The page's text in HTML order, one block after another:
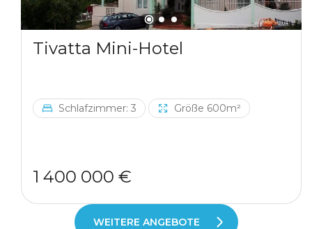
Tivatta Mini-Hotel
Schlafzimmer: 3 Größe 600m²
1 400 000 €
WEITERE ANGEBOTE